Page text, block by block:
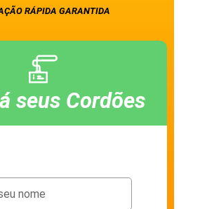
RÁPIDA GARANTIDA
seus Cordões